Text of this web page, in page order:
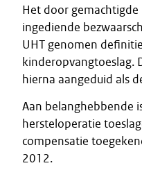
Het door
ingediende
UHT genomen
kinderopvangtoeslag.
hierna aangeduid als
Aan belanghebbende
hersteloperatie
compensatie
2012.